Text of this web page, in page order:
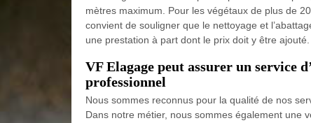
mètres maximum. Pour les végétaux de plus de
convient de souligner que le nettoyage et
une prestation à part dont le prix doit y être ajouté.
VF Elagage peut assurer un service
professionnel
Nous sommes reconnus pour la qualité de nos
Dans notre métier, nous sommes également une